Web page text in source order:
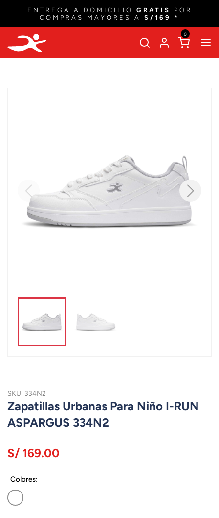
ENTREGA A DOMICILIO GRATIS
POR
COMPRAS MAYORES A S/169 *
0
SKU: 334N2
Zapatillas Urbanas Para Niño I-RUN
ASPARGUS 334N2
S/ 169.00
Colores: